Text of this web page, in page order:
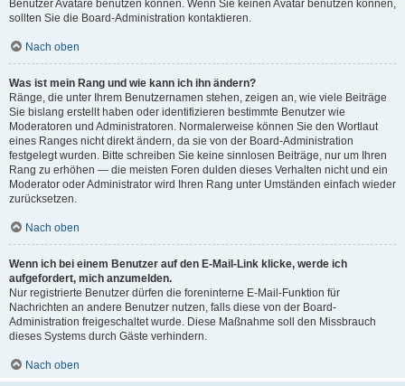
Benutzer Avatare benutzen können. Wenn Sie keinen Avatar benutzen können,
sollten Sie die Board-Administration kontaktieren.
Nach oben
Was ist mein Rang und wie kann ich ihn ändern?
Ränge, die unter Ihrem Benutzernamen stehen, zeigen an, wie viele Beiträge
Sie bislang erstellt haben oder identifizieren bestimmte Benutzer wie
Moderatoren und Administratoren. Normalerweise können Sie den Wortlaut
eines Ranges nicht direkt ändern, da sie von der Board-Administration
festgelegt wurden. Bitte schreiben Sie keine sinnlosen Beiträge, nur um Ihren
Rang zu erhöhen — die meisten Foren dulden dieses Verhalten nicht und ein
Moderator oder Administrator wird Ihren Rang unter Umständen einfach wieder
zurücksetzen.
Nach oben
Wenn ich bei einem Benutzer auf den E-Mail-Link klicke, werde ich
aufgefordert, mich anzumelden.
Nur registrierte Benutzer dürfen die foreninterne E-Mail-Funktion für
Nachrichten an andere Benutzer nutzen, falls diese von der Board-
Administration freigeschaltet wurde. Diese Maßnahme soll den Missbrauch
dieses Systems durch Gäste verhindern.
Nach oben